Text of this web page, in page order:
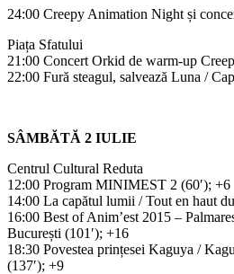
24:00 Creepy Animation Night și
Piața Sfatului
21:00 Concert Orkid de warm-up
22:00 Fură steagul, salvează Luna /
SÂMBĂTĂ 2 IULIE
Centrul Cultural Reduta
12:00 Program MINIMEST 2 (60′); +6
14:00 La capătul lumii / Tout en haut
16:00 Best of Anim’est 2015 –
București (101′); +16
18:30 Povestea prințesei Kaguya /
(137′); +9